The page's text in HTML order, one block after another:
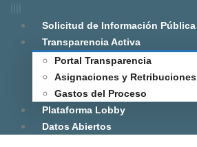
Solicitud de Información Pública
Transparencia Activa
Portal Transparencia
Asignaciones y Retribuciones
Gastos del Proceso
Plataforma Lobby
Datos Abiertos